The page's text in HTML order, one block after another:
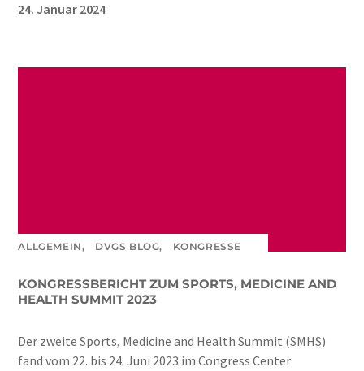
24. Januar 2024
ALLGEMEIN, DVGS BLOG, KONGRESSE
KONGRESSBERICHT ZUM SPORTS, MEDICINE AND
HEALTH SUMMIT 2023
Der zweite Sports, Medicine and Health Summit (SMHS)
fand vom 22. bis 24. Juni 2023 im Congress Center